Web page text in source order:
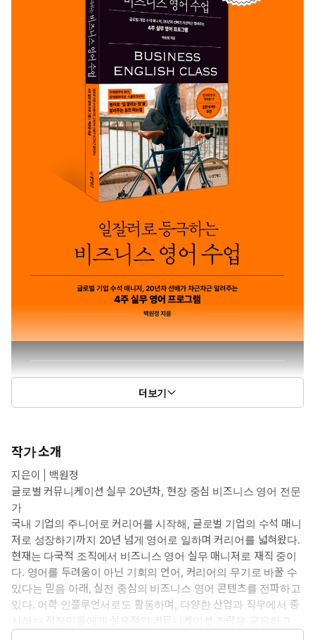
더보기
작가 소개
지은이 | 백원정
글로벌 커뮤니케이션 실무 20년차, 현장 중심 비즈니스 영어 전문
가
국내 기업의 주니어로 커리어를 시작해, 글로벌 기업의 수석 매니
저로 성장하기까지 20년 넘게 영어로 일하며 커리어를 넓혀왔다.
현재는 다국적 조직에서 비즈니스 영어 실무 매니저로 재직 중이
다. 영어를 두려움이 아닌 기회의 언어, 커리어의 무기로 바꿀 수
있다는 믿음 아래, 실전 중심의 비즈니스 영어 콘텐츠를 전파하고
있다. 어학 인플루언서로도 활동하며, 다양한 산업과 직무에서 종
사하는 직장인들에게 실용적인 커뮤니케이션 전략을 공유하고